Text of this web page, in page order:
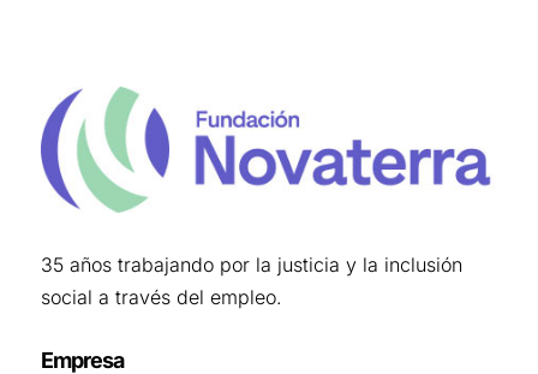
35 años trabajando por la justicia y la inclusión
social a través del empleo.
Empresa